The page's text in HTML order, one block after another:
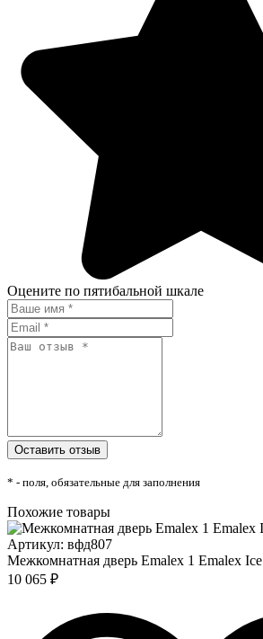
Оцените по пятибальной шкале
* - поля, обязательные для заполнения
Похожие товары
Артикул: вфд807
Межкомнатная дверь Emalex 1 Emalex Ice
10 065 ₽